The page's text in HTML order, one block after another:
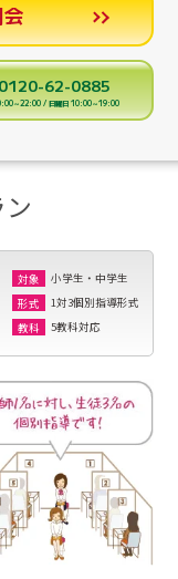
62-0885
～22:00 / 日曜日 10:00～19:00
対象
小学生・中学生
形式
1対3個別指導形式
教科
5教科対応